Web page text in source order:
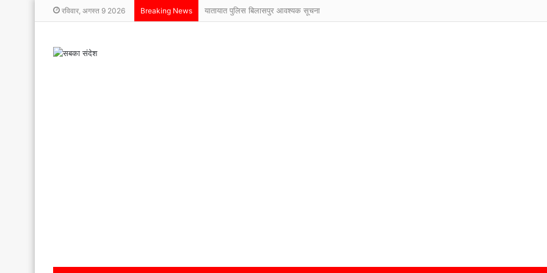
रविवार, अगस्त 9 2026 Breaking News यातायात पुलिस बिलासपुर आवश्यक सूचना